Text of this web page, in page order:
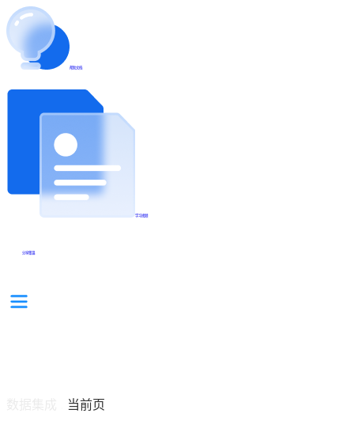
帮助文档
学习视频
分享集锦
当前页